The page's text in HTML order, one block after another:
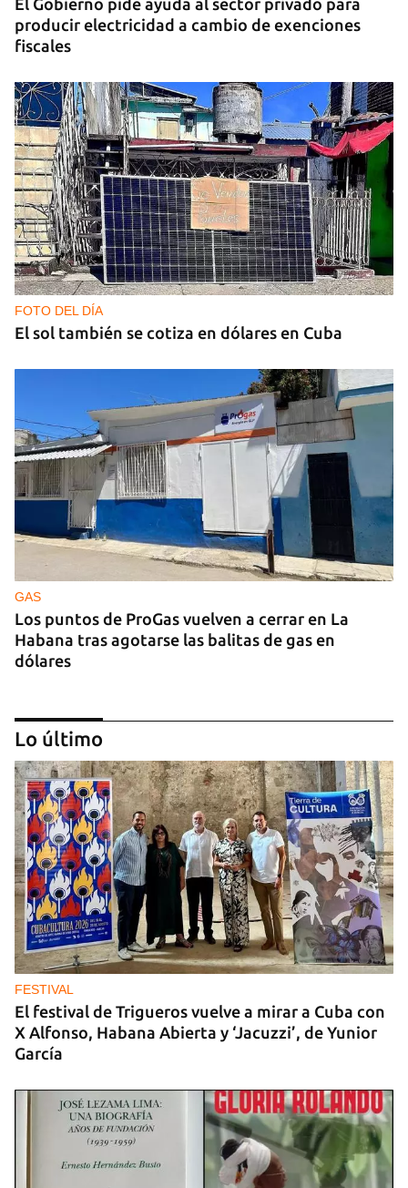
producir electricidad a cambio de exenciones
fiscales
FOTO DEL DÍA
El sol también se cotiza en dólares en Cuba
GAS
Los puntos de ProGas vuelven a cerrar en La
Habana tras agotarse las balitas de gas en
dólares
MATANZAS
"Estamos viviendo entre desconocidos": la
emigración vacía los barrios de Matanzas
Lo último
FESTIVAL
El festival de Trigueros vuelve a mirar a Cuba con
X Alfonso, Habana Abierta y ‘Jacuzzi’, de Yunior
García